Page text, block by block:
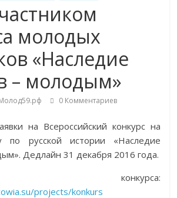
молодых
«Наследие
– молодым»
0 Комментариев
на Всероссийский конкурс на
по русской истории «Наследие
Дедлайн 31 декабря 2016 года.
конкурса:
projects/konkurs